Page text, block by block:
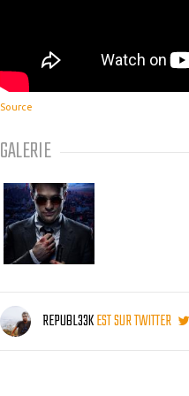
Source
GALERIE
REPUBL33KEST SUR TWITTER